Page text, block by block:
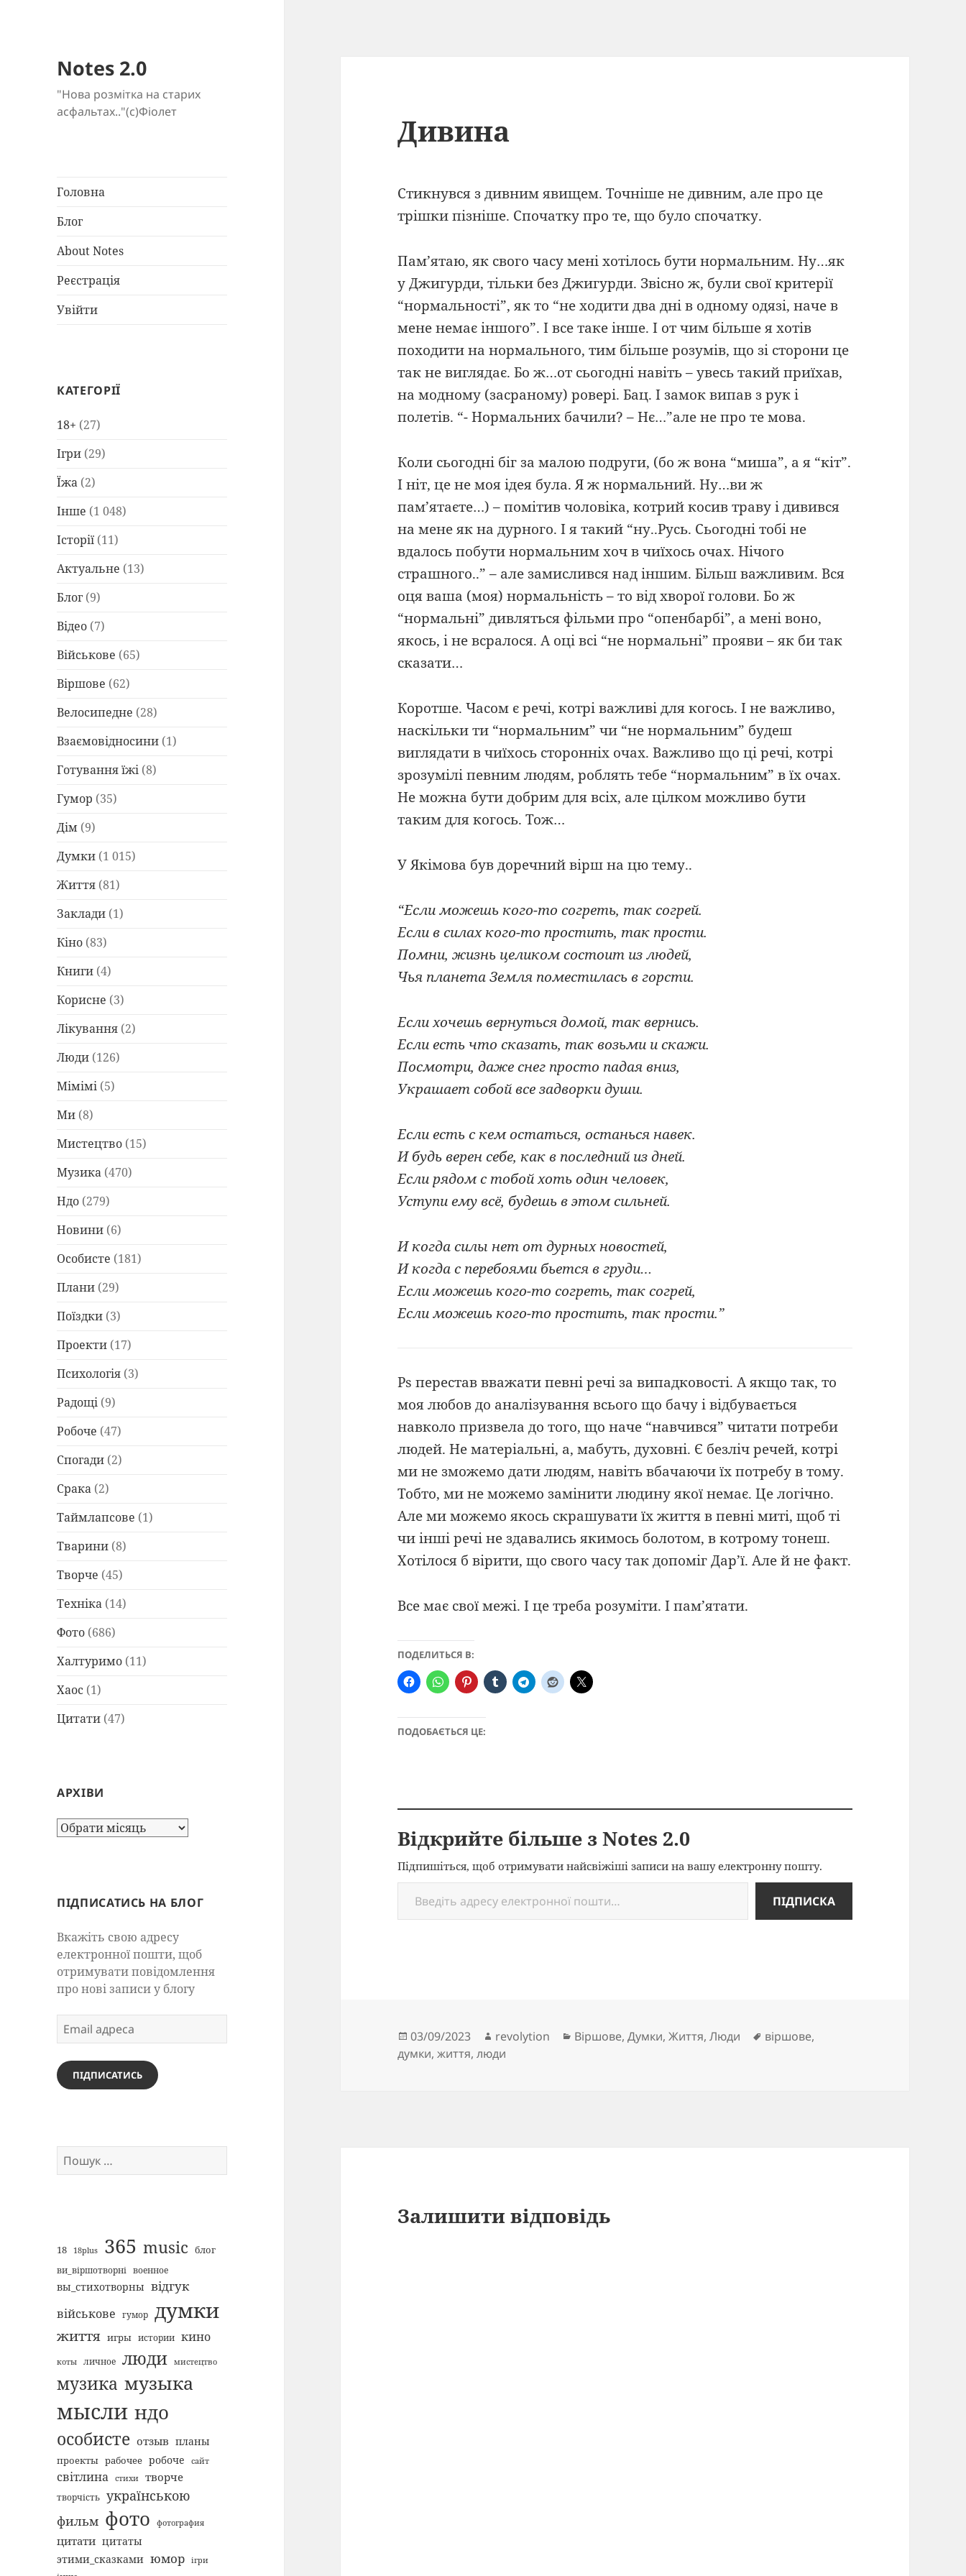
Notes 2.0
"Нова розмітка на старих
асфальтах.."(c)Фіолет
Головна
Блог
About Notes
Реєстрація
Увійти
КАТЕГОРІЇ
18+ (27)
Ігри (29)
Їжа (2)
Інше (1 048)
Історії (11)
Актуальне (13)
Блог (9)
Відео (7)
Військове (65)
Віршове (62)
Велосипедне (28)
Взаємовідносини (1)
Готування їжі (8)
Гумор (35)
Дім (9)
Думки (1 015)
Життя (81)
Заклади (1)
Кіно (83)
Книги (4)
Корисне (3)
Лікування (2)
Люди (126)
Мімімі (5)
Ми (8)
Мистецтво (15)
Музика (470)
Ндо (279)
Новини (6)
Особисте (181)
Плани (29)
Поїздки (3)
Проекти (17)
Психологія (3)
Радощі (9)
Робоче (47)
Спогади (2)
Срака (2)
Таймлапсове (1)
Тварини (8)
Творче (45)
Техніка (14)
Фото (686)
Халтуримо (11)
Хаос (1)
Цитати (47)
АРХІВИ
Архіви
ПІДПИСАТИСЬ НА БЛОГ
Вкажіть свою адресу
електронної пошти, щоб
отримувати повідомлення
про нові записи у блогу
Email
адреса
ПІДПИСАТИСЬ
Пошук:
18 18plus 365 music блог
ви_віршотворні военное
вы_стихотворны відгук
військове гумор думки
життя игры истории кино
коты личное люди мистецтво
музика музыка
мысли ндо
особисте отзыв планы
проекты рабочее робоче сайт
світлина стихи творче
творчість українською
фильм фото фотография
цитати цитаты
этими_сказками юмор ігри
Дивина
Стикнувся з дивним явищем. Точніше не дивним, але про це
трішки пізніше. Спочатку про те, що було спочатку.
Пам’ятаю, як свого часу мені хотілось бути нормальним. Ну…як
у Джигурди, тільки без Джигурди. Звісно ж, були свої критерії
“нормальності”, як то “не ходити два дні в одному одязі, наче в
мене немає іншого”. І все таке інше. І от чим більше я хотів
походити на нормального, тим більше розумів, що зі сторони це
так не виглядає. Бо ж…от сьогодні навіть – увесь такий приїхав,
на модному (засраному) ровері. Бац. І замок випав з рук і
полетів. “- Нормальних бачили? – Нє…”але не про те мова.
Коли сьогодні біг за малою подруги, (бо ж вона “миша”, а я “кіт”.
І ніт, це не моя ідея була. Я ж нормальний. Ну…ви ж
пам’ятаєте…) – помітив чоловіка, котрий косив траву і дивився
на мене як на дурного. І я такий “ну..Русь. Сьогодні тобі не
вдалось побути нормальним хоч в чиїхось очах. Нічого
страшного..” – але замислився над іншим. Більш важливим. Вся
оця ваша (моя) нормальність – то від хворої голови. Бо ж
“нормальні” дивляться фільми про “опенбарбі”, а мені воно,
якось, і не всралося. А оці всі “не нормальні” прояви – як би так
сказати…
Коротше. Часом є речі, котрі важливі для когось. І не важливо,
наскільки ти “нормальним” чи “не нормальним” будеш
виглядати в чиїхось сторонніх очах. Важливо що ці речі, котрі
зрозумілі певним людям, роблять тебе “нормальним” в їх очах.
Не можна бути добрим для всіх, але цілком можливо бути
таким для когось. Тож…
У Якімова був доречний вірш на цю тему..
“Если можешь кого-то согреть, так согрей.
Если в силах кого-то простить, так прости.
Помни, жизнь целиком состоит из людей,
Чья планета Земля поместилась в горсти.
Если хочешь вернуться домой, так вернись.
Если есть что сказать, так возьми и скажи.
Посмотри, даже снег просто падая вниз,
Украшает собой все задворки души.
Если есть с кем остаться, останься навек.
И будь верен себе, как в последний из дней.
Если рядом с тобой хоть один человек,
Уступи ему всё, будешь в этом сильней.
И когда силы нет от дурных новостей,
И когда с перебоями бьется в груди…
Если можешь кого-то согреть, так согрей,
Если можешь кого-то простить, так прости.”
Ps перестав вважати певні речі за випадковості. А якщо так, то
моя любов до аналізування всього що бачу і відбувається
навколо призвела до того, що наче “навчився” читати потреби
людей. Не матеріальні, а, мабуть, духовні. Є безліч речей, котрі
ми не зможемо дати людям, навіть вбачаючи їх потребу в тому.
Тобто, ми не можемо замінити людину якої немає. Це логічно.
Але ми можемо якось скрашувати їх життя в певні миті, щоб ті
чи інші речі не здавались якимось болотом, в котрому тонеш.
Хотілося б вірити, що свого часу так допоміг Дар’ї. Але й не факт.
Все має свої межі. І це треба розуміти. І пам’ятати.
ПОДЕЛИТЬСЯ В:
ПОДОБАЄТЬСЯ ЦЕ:
Відкрийте більше з Notes 2.0
Підпишіться, щоб отримувати найсвіжіші записи на вашу електронну пошту.
Введіть адресу електронної пошти…
ПІДПИСКА
Опубліковано
03/09/2023 Автор
revolytion Категорії
Віршове,Думки,Життя,Люди Позначки
віршове,
думки,життя,люди
Залишити відповідь